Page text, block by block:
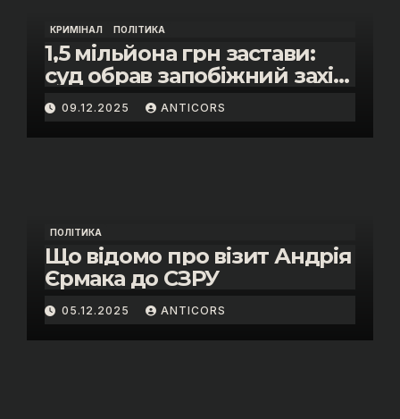
КРИМІНАЛ ПОЛІТИКА
1,5 мільйона грн застави:
суд обрав запобіжний захід
помічнику нардепки Анни
Скороход у справі про
«санкційний підкуп»
09.12.2025 ANTICORS
ПОЛІТИКА
Що відомо про візит Андрія
Єрмака до СЗРУ
05.12.2025 ANTICORS